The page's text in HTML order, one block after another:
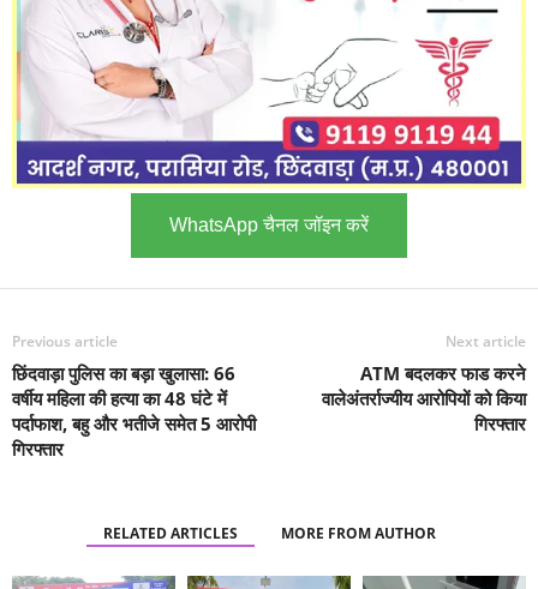
WhatsApp चैनल जॉइन करें
Previous article
छिंदवाड़ा पुलिस का बड़ा खुलासा: 66
वर्षीय महिला की हत्या का 48 घंटे में
पर्दाफाश, बहु और भतीजे समेत 5 आरोपी
गिरफ्तार
Next article
ATM बदलकर फाड करने
वालेअंतर्राज्यीय आरोपियों को किया
गिरफ्तार
RELATED ARTICLES MORE FROM AUTHOR